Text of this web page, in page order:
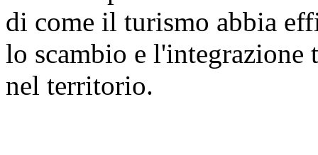
di come il turismo abbia
lo scambio e
nel territorio.